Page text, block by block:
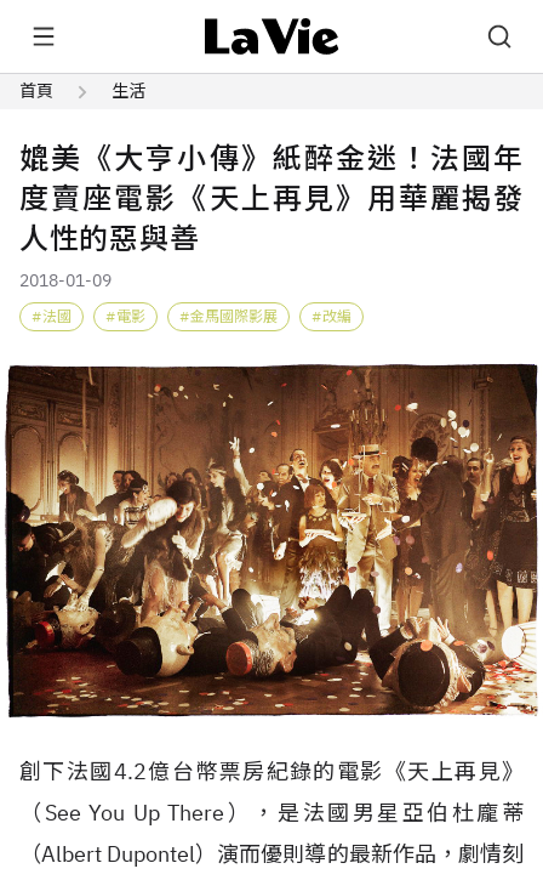
首頁 生活
媲美《大亨小傳》紙醉金迷！法國年
度賣座電影《天上再見》用華麗揭發
人性的惡與善
2018-01-09
法國 電影 金馬國際影展 改編
創下法國4.2億台幣票房紀錄的電影《天上再見》
（See You Up There），是法國男星亞伯杜龐蒂
（Albert Dupontel）演而優則導的最新作品，劇情刻